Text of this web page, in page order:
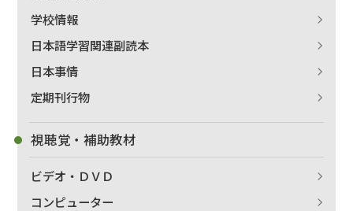
学校情報
日本語学習関連副読本
日本事情
定期刊行物
視聴覚・補助教材
ビデオ・ＤＶＤ
コンピューター